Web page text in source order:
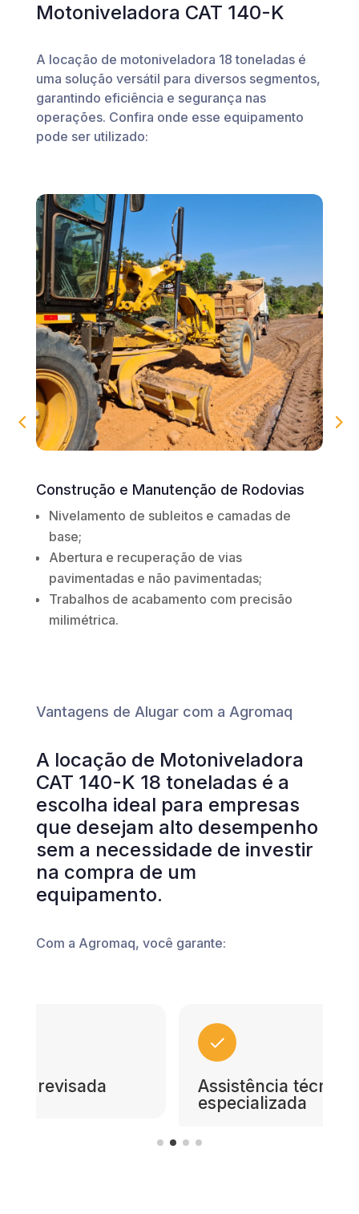
Motoniveladora CAT 140-K
A locação de motoniveladora 18 toneladas é
uma solução versátil para diversos segmentos,
garantindo eficiência e segurança nas
operações. Confira onde esse equipamento
pode ser utilizado:
Construção e Manutenção de Rodovias
Nivelamento de subleitos e camadas de
base;
Abertura e recuperação de vias
pavimentadas e não pavimentadas;
Trabalhos de acabamento com precisão
milimétrica.
Vantagens de Alugar com a Agromaq
A locação de Motoniveladora
CAT 140-K 18 toneladas é a
escolha ideal para empresas
que desejam alto desempenho
sem a necessidade de investir
na compra de um
equipamento.
Com a Agromaq, você garante:
Assistência técnica